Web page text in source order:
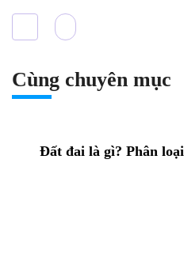
Cùng chuyên mục
Đất đai là gì? Phân